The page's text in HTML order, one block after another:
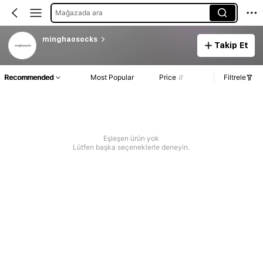
Mağazada ara
minghaosocks
Takip Et
Recommended Most Popular Price Filtrele
Eşleşen ürün yok
Lütfen başka seçeneklerle deneyin.